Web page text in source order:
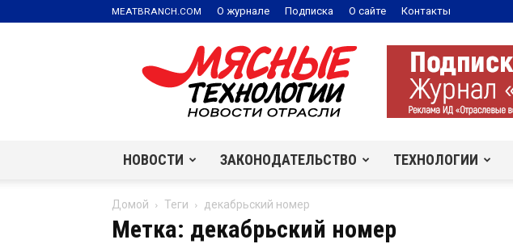
MEATBRANCH.COM О журнале Подписка О сайте Контакты
Мясные
технологии
|
Новости
отрасли
НОВОСТИ ЗАКОНОДАТЕЛЬСТВО ТЕХНОЛОГИИ
Домой Теги декабрьский номер
Метка: декабрьский номер